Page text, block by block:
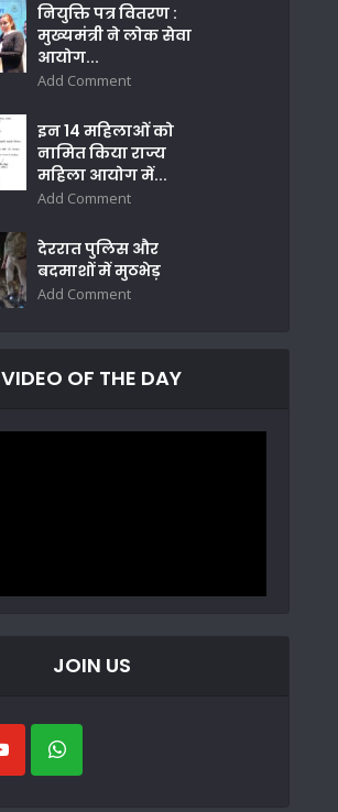
नियुक्ति पत्र वितरण :
मुख्यमंत्री ने लोक सेवा
आयोग...
Add Comment
इन 14 महिलाओं को
नामित किया राज्य
महिला आयोग में...
Add Comment
देररात पुलिस और
बदमाशों में मुठभेड़
Add Comment
VIDEO OF THE DAY
JOIN US